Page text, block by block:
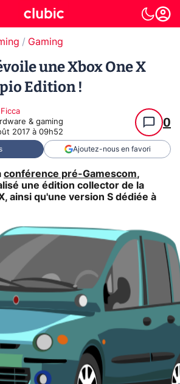
Gaming
une Xbox One X
Edition !
& gaming
2017 à 09h52
0
Ajoutez-nous en favori
conférence pré-Gamescom,
une édition collector de la
ainsi qu'une version S dédiée à